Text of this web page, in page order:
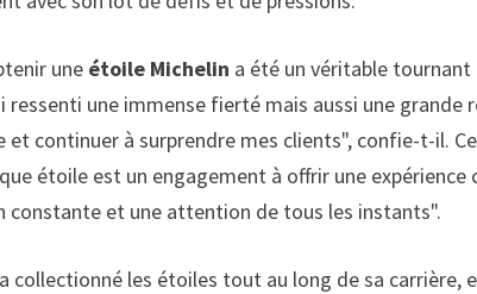
une étoile Michelin a été un véritable tournant
ressenti une immense fierté mais aussi une
et continuer à surprendre mes clients", confie-t-il.
étoile est un engagement à offrir une
constante et une attention de tous les instants".
collectionné les étoiles tout au long de sa carrière,